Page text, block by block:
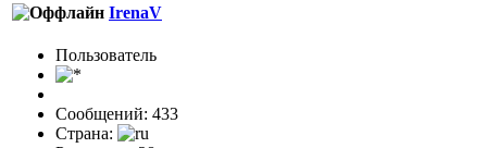
IrenaV
Пользовaтeль
Сообщений: 433
Страна: